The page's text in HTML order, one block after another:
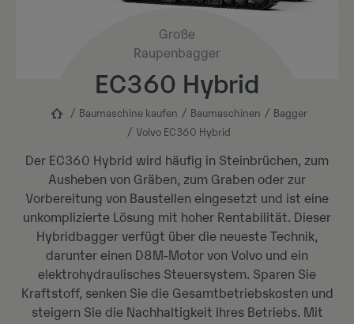
Große
Raupenbagger
EC360 Hybrid
Baumaschine kaufen Baumaschinen
Bagger
Volvo EC360 Hybrid
Der EC360 Hybrid wird häufig in Steinbrüchen, zum
Ausheben von Gräben, zum Graben oder zur
Vorbereitung von Baustellen eingesetzt und ist eine
unkomplizierte Lösung mit hoher Rentabilität. Dieser
Hybridbagger verfügt über die neueste Technik,
darunter einen D8M-Motor von Volvo und ein
elektrohydraulisches Steuersystem. Sparen Sie
Kraftstoff, senken Sie die Gesamtbetriebskosten und
steigern Sie die Nachhaltigkeit Ihres Betriebs. Mit